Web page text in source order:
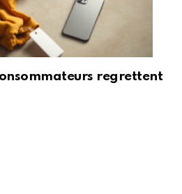
regrettent